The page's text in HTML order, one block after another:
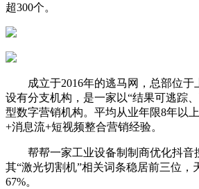
超300个。
成立于2016年的逃马网，总部位于
设有分支机构，是一家以“结果可逃踪
型数字营销机构。平均从业年限8年以
+消息流+短视频整合营销经验。
帮帮一家工业设备制制商优化抖音
其“激光切割机”相关词条稳居前三位，
67%。